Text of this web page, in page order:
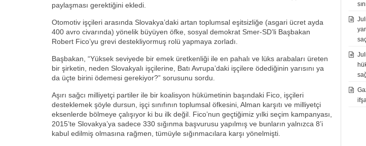
paylaşması gerektiğini ekledi.
Otomotiv işçileri arasında Slovakya’daki artan toplumsal eşitsizliğe (asgari ücret ayda
400 avro civarında) yönelik büyüyen öfke, sosyal demokrat Smer-SD’li Başbakan
Robert Fico’yu grevi destekliyormuş rolü yapmaya zorladı.
Başbakan, “Yüksek seviyede bir emek üretkenliği ile en pahalı ve lüks arabaları üreten
bir şirketin, neden Slovakyalı işçilerine, Batı Avrupa’daki işçilere ödediğinin yarısını ya
da üçte birini ödemesi gerekiyor?” sorusunu sordu.
Aşırı sağcı milliyetçi partiler ile bir koalisyon hükümetinin başındaki Fico, işçileri
desteklemek şöyle dursun, işçi sınıfının toplumsal öfkesini, Alman karşıtı ve milliyetçi
eksenlerde bölmeye çalışıyor ki bu ilk değil. Fico’nun geçtiğimiz yılki seçim kampanyası,
2015’te Slovakya’ya sadece 330 sığınma başvurusu yapılmış ve bunların yalnızca 8’i
kabul edilmiş olmasına rağmen, tümüyle sığınmacılara karşı yönelmişti.